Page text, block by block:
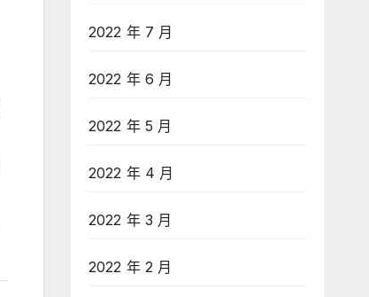
2022 年 7 月
2022 年 6 月
2022 年 5 月
2022 年 4 月
2022 年 3 月
2022 年 2 月